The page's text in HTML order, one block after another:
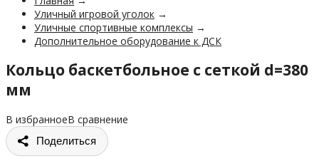
Уличный игровой уголок →
Уличные спортивные комплексы →
Дополнительное оборудование к ДСК
Кольцо баскетбольное с сеткой d=380
мм
В избранноеВ сравнение
Поделиться